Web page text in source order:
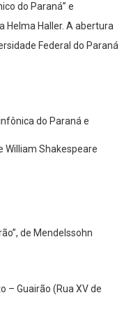
do Paraná” e
Helma Haller. A abertura
Federal do Paraná
do Paraná e
William Shakespeare
de Mendelssohn
– Guairão (Rua XV de